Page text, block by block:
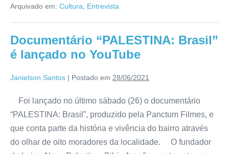
Arquivado em: Cultura Entrevista
Documentário “PALESTINA: Brasil”
é lançado no YouTube
Janielson Santos | Postado em 28/06/2021
Foi lançado no último sábado (26) o documentário
“PALESTINA: Brasil”, produzido pela Panctum Filmes, e
que conta parte da história e vivência do bairro através
do olhar de oito moradores da localidade. O fundador